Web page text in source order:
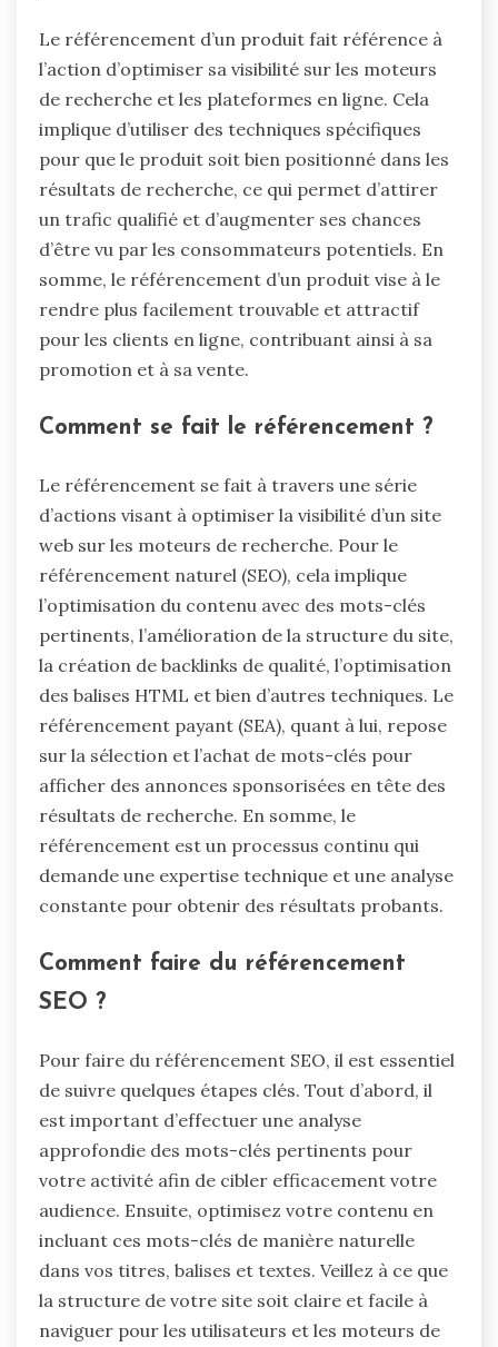
Le référencement d’un produit fait référence à
l’action d’optimiser sa visibilité sur les moteurs
de recherche et les plateformes en ligne. Cela
implique d’utiliser des techniques spécifiques
pour que le produit soit bien positionné dans les
résultats de recherche, ce qui permet d’attirer
un trafic qualifié et d’augmenter ses chances
d’être vu par les consommateurs potentiels. En
somme, le référencement d’un produit vise à le
rendre plus facilement trouvable et attractif
pour les clients en ligne, contribuant ainsi à sa
promotion et à sa vente.
Comment se fait le référencement ?
Le référencement se fait à travers une série
d’actions visant à optimiser la visibilité d’un site
web sur les moteurs de recherche. Pour le
référencement naturel (SEO), cela implique
l’optimisation du contenu avec des mots-clés
pertinents, l’amélioration de la structure du site,
la création de backlinks de qualité, l’optimisation
des balises HTML et bien d’autres techniques. Le
référencement payant (SEA), quant à lui, repose
sur la sélection et l’achat de mots-clés pour
afficher des annonces sponsorisées en tête des
résultats de recherche. En somme, le
référencement est un processus continu qui
demande une expertise technique et une analyse
constante pour obtenir des résultats probants.
Comment faire du référencement
SEO ?
Pour faire du référencement SEO, il est essentiel
de suivre quelques étapes clés. Tout d’abord, il
est important d’effectuer une analyse
approfondie des mots-clés pertinents pour
votre activité afin de cibler efficacement votre
audience. Ensuite, optimisez votre contenu en
incluant ces mots-clés de manière naturelle
dans vos titres, balises et textes. Veillez à ce que
la structure de votre site soit claire et facile à
naviguer pour les utilisateurs et les moteurs de